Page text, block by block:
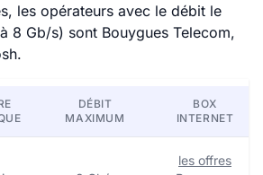
les opérateurs avec le débit le
8 Gb/s) sont Bouygues Telecom,
DÉBIT
MAXIMUM
BOX
INTERNET
les offres